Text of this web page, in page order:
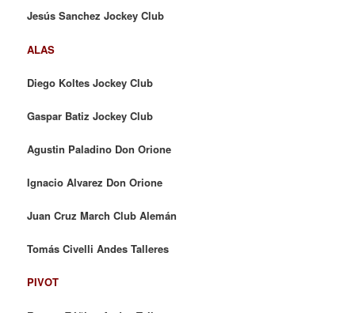
Jesús Sanchez Jockey Club
ALAS
Diego Koltes Jockey Club
Gaspar Batiz Jockey Club
Agustin Paladino Don Orione
Ignacio Alvarez Don Orione
Juan Cruz March Club Alemán
Tomás Civelli Andes Talleres
PIVOT